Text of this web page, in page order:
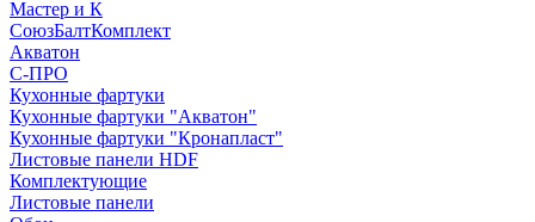
Мастер и К
СоюзБалтКомплект
Акватон
С-ПРО
Кухонные фартуки
Кухонные фартуки "Акватон"
Кухонные фартуки "Кронапласт"
Листовые панели HDF
Комплектующие
Листовые панели